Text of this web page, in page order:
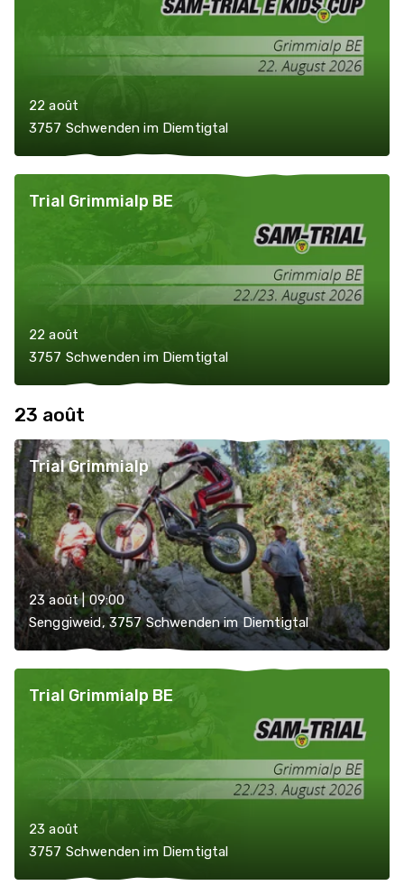
22 août
3757 Schwenden im Diemtigtal
Trial Grimmialp BE
22 août
3757 Schwenden im Diemtigtal
23 août
Trial Grimmialp
23 août | 09:00
Senggiweid, 3757 Schwenden im Diemtigtal
Trial Grimmialp BE
23 août
3757 Schwenden im Diemtigtal